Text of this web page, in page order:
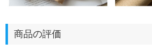
商品の評価